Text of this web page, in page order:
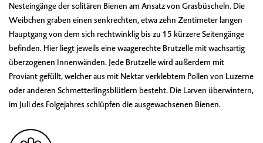
Nesteingänge der solitären Bienen am Ansatz von Grasbüscheln. Die
Weibchen graben einen senkrechten, etwa zehn Zentimeter langen
Hauptgang von dem sich rechtwinklig bis zu 15 kürzere Seitengänge
befinden. Hier liegt jeweils eine waagerechte Brutzelle mit wachsartig
überzogenen Innenwänden. Jede Brutzelle wird außerdem mit
Proviant gefüllt, welcher aus mit Nektar verklebtem Pollen von Luzerne
oder anderen Schmetterlingsblütlern besteht. Die Larven überwintern,
im Juli des Folgejahres schlüpfen die ausgewachsenen Bienen.